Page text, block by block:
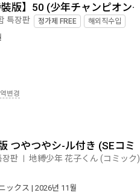
版】50 (少年チャンピオン·
특장판 정가제 FREE 해외직수입
변경
つやつやシ-ル付き (SEコミ
장판 地縛少年 花子くん (コミック)
ックス | 2026년 11월